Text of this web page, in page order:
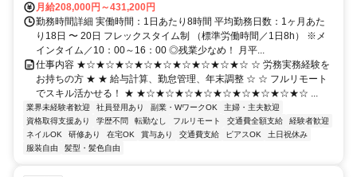
月給208,000円～431,200円
勤務時間詳細 実働時間：1日あたり8時間 平均勤務日数：1ヶ月あた
り18日 〜 20日 フレックスタイム制 （標準労働時間／1日8h） ※メ
インタイム／10：00～16：00 ◎残業少なめ！ 月平...
仕事内容 ★☆★☆★☆★☆★☆★☆★☆★☆★☆ ☆ 労務実務経験を
お持ちの方 ★ ★ 給与計算、勤怠管理、年末調整 ☆ ☆ フルリモート
でスキル活かせる！ ★ ★☆★☆★☆★☆★☆★☆★☆★☆★☆ ...
業界未経験者歓迎 社員登用あり 副業・WワークOK
主婦・主夫歓迎
資格取得支援あり
学歴不問 転勤なし フルリモート 交通費全額支給
経験者歓迎
ネイルOK
研修あり 在宅OK 賞与あり 交通費支給 ピアスOK
土日祝休み
服装自由
髪型・髪色自由